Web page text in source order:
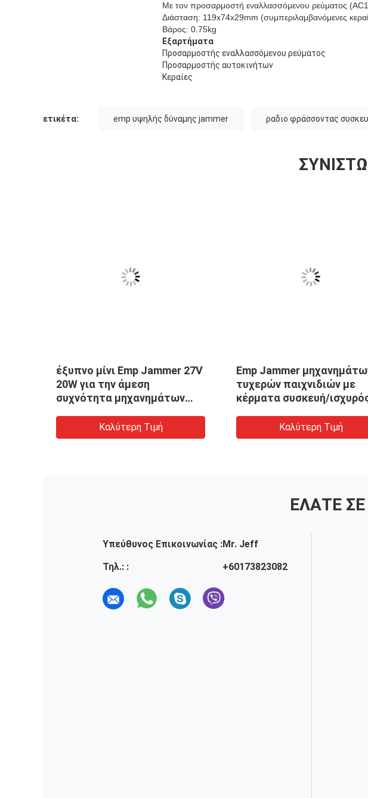
Με τον προσαρμοστή εναλλασσόμενου ρεύματος
Διάσταση: 119x74x29mm (συμπεριλαμβανόμενες
Βάρος: 0.75kg
Εξαρτήματα
Προσαρμοστής εναλλασσόμενου ρεύματος
Προσαρμοστής αυτοκινήτων
Κεραίες
ετικέτα: emp υψηλής δύναμης jammer ραδιο φράσσοντας
έξυπνο μίνι Emp Jammer 27V
20W για την άμεση
συχνότητα μηχανημάτων
κέρματα 56MHZ
Καλύτερη Τιμή
Emp Jammer
τυχερών παιχνιδιών με
κέρματα συσκευή/
γεννητριών σφυγμού
Καλύτερη Τιμή
ΕΛΆΤΕ
Υπεύθυνος Επικοινωνίας :Mr. Jeff
Τηλ.: :
+60173823082